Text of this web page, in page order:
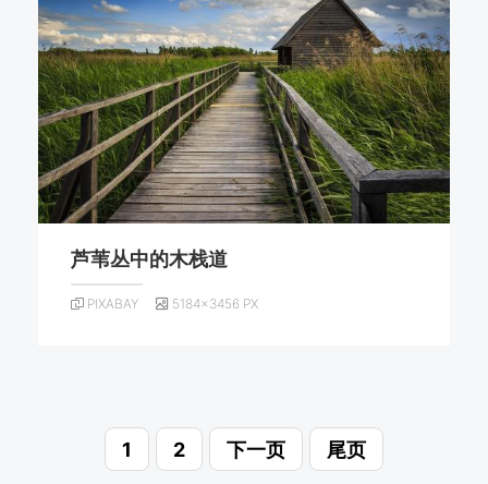
芦苇丛中的木栈道
PIXABAY 5184×3456 PX
1 2 下一页 尾页